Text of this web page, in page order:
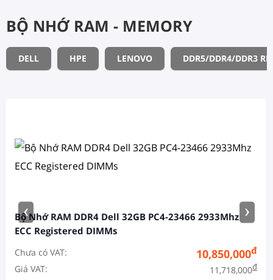
BỘ NHỚ RAM - MEMORY
DELL HPE LENOVO DDR5/DDR4/DDR3
Bộ Nhớ RAM DDR4 Dell 32GB PC4-23466 2933Mhz
ECC Registered DIMMs
Chưa có VAT: 10,850,000đ
Giá VAT: 11,718,000đ
‹ ›